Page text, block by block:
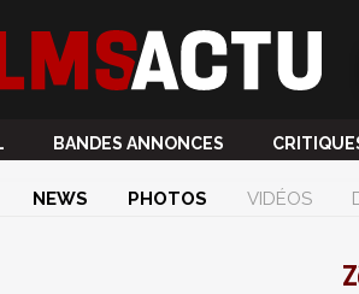
BANDES ANNONCES
NEWS PHOTOS VIDÉOS